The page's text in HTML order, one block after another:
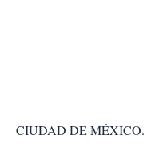
CIUDAD DE MÉXICO.